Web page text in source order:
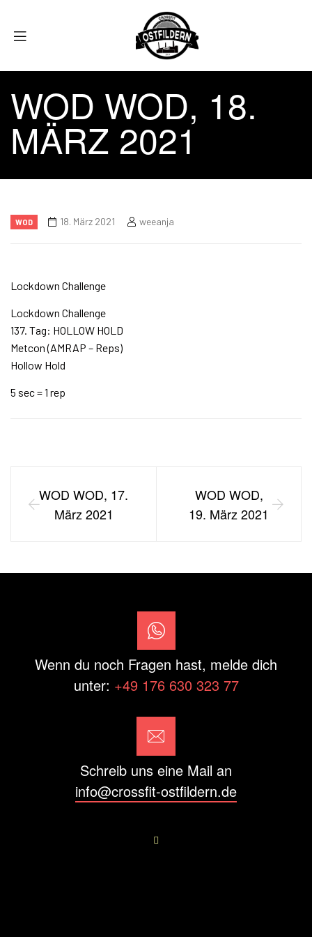
WOD WOD, 18.
MÄRZ 2021
WOD 18. März 2021 weeanja
Lockdown Challenge
Lockdown Challenge
137. Tag: HOLLOW HOLD
Metcon (AMRAP – Reps)
Hollow Hold
5 sec = 1 rep
WOD WOD, 17.
März 2021
WOD WOD,
19. März 2021
Wenn du noch Fragen hast, melde dich
unter: +49 176 630 323 77
Schreib uns eine Mail an
info@crossfit-ostfildern.de